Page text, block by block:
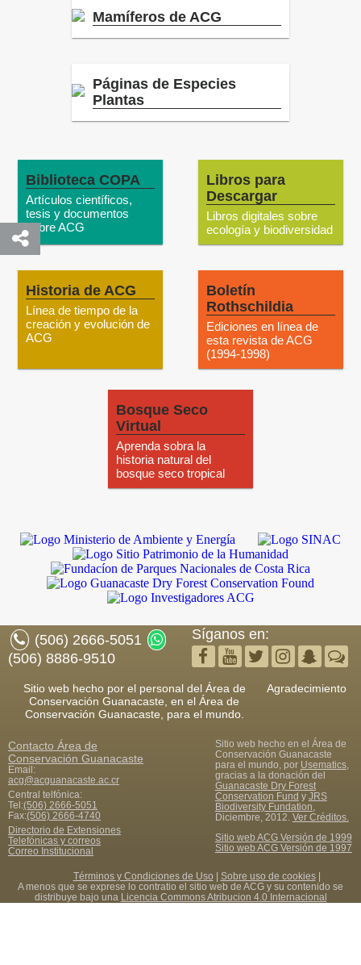
Mamíferos de ACG
Páginas de Especies
Plantas
Biblioteca COPA
Artículos científicos,
tesis y documentos
sobre ACG
Libros para
Descargar
Libros digitales sobre
ecología y biodiversidad
Historia de ACG
Línea de tiempo de la
creación y evolución de
ACG
Boletín
Rothschildia
Ediciones en línea de
esta revista de ACG
(1994-1998)
Bosque Seco
Virtual
Aprenda sobra la
historia natural del
bosque seco tropical
(506) 2666-5051
(506) 8886-9510
Síganos en:
Sitio web hecho por el personal del Área de
Conservación Guanacaste, en el Área de
Conservación Guanacaste, para el mundo.
Agradecimiento
Contacto Área de
Conservación Guanacaste
Email:
acg@acguanacaste.ac.cr
Central telfónica:
Tel:(506) 2666-5051
Fax:(506) 2666-4740
Directorio de Extensiones
Telefónicas y correos
Correo Institucional
Sitio web hecho en el Área de
Conservación Guanacaste
para el mundo, por Usematics,
gracias a la donación del
Guanacaste Dry Forest
Conservation Fund y JRS
Biodiversity Fundation
Diciembre, 2012. Ver Créditos.
Sitio web ACG Versión de 1999
Sitio web ACG Versión de 1997
Términos y Condiciones de Uso | Sobre uso de cookies|
A menos que se exprese lo contratio el sitio web de ACG y su contenido se
distribuye bajo una Licencia Commons Atribucion 4.0 Internacional